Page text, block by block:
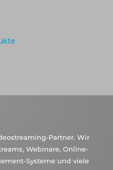
Partner. Wir
Webinare, Online-
Systeme und viele